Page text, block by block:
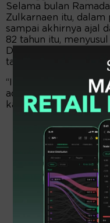
Selama bulan
Zulkarnaen itu, dalam
sampai akhirnya ajal
82 tahun itu,
Dicky Zulkarnaen,
tahun lalu.
“Insya Allah husnul
ada kesalahan
kawasan Cilandak,